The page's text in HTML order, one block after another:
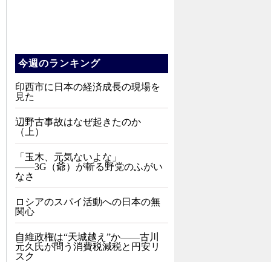
今週のランキング
印西市に日本の経済成長の現場を
見た
辺野古事故はなぜ起きたのか
（上）
「玉木、元気ないよな」
――3G（爺）が斬る野党のふがい
なさ
ロシアのスパイ活動への日本の無
関心
自維政権は“天城越え”か――古川
元久氏が問う消費税減税と円安リ
スク